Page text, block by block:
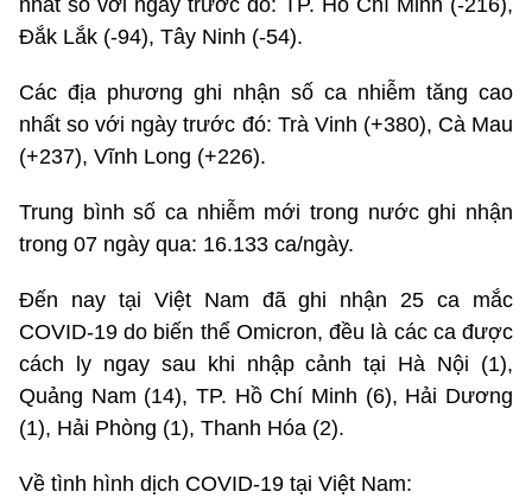
nhất so với ngày trước đó: TP. Hồ Chí Minh (-216),
Đắk Lắk (-94), Tây Ninh (-54).
Các địa phương ghi nhận số ca nhiễm tăng cao
nhất so với ngày trước đó: Trà Vinh (+380), Cà Mau
(+237), Vĩnh Long (+226).
Trung bình số ca nhiễm mới trong nước ghi nhận
trong 07 ngày qua: 16.133 ca/ngày.
Đến nay tại Việt Nam đã ghi nhận 25 ca mắc
COVID-19 do biến thể Omicron, đều là các ca được
cách ly ngay sau khi nhập cảnh tại Hà Nội (1),
Quảng Nam (14), TP. Hồ Chí Minh (6), Hải Dương
(1), Hải Phòng (1), Thanh Hóa (2).
Về tình hình dịch COVID-19 tại Việt Nam: